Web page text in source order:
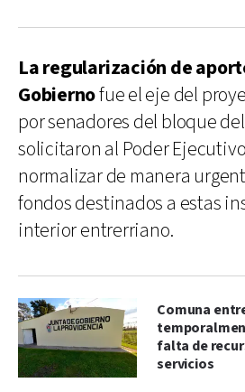
La regularización de
Gobiernofue el eje del
por senadores del bloque
solicitaron al Poder
normalizar de manera
fondos destinados a estas
interior entrerriano.
Comuna
falta de
servicios